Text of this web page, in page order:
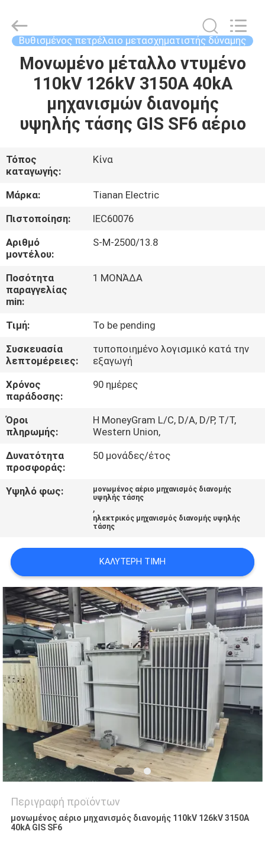
ΣΠΊΤΙ
ΠΡΟΪΌΝΤΑ
ΕΜΦΆΝΙΣΗ
VR
ΠΕΡΊΠΟΥ
ΕΜΕΊΣ
ΓΎΡΟΣ
ΕΡΓΟΣΤΑΣΊΩΝ
ΈΛΕΓΧΟΣ
ΜΑΣ
ΕΛΆΤΕ
ΣΕ
ΕΠΑΦΉ
ΜΕ
ΕΙΔΉΣΕΙΣ
ΈΝΑ
ΑΠΌΣΠΑΣΜΑ
SITEMAP
PRIVACY
POLICY
(Group)
Co.,Ltd..
Rights Βυθισμένος πετρέλαιο μετασχηματιστής δύναμης
Μονωμένο μέταλλο ντυμένο
110kV 126kV 3150A 40kA
μηχανισμών διανομής
υψηλής τάσης GIS SF6 αέριο
Τόπος
καταγωγής:
Κίνα
Μάρκα:
Tianan Electric
Πιστοποίηση:
IEC60076
Αριθμό
μοντέλου:
S-M-2500/13.8
Ποσότητα
παραγγελίας
min:
1 ΜΟΝΆΔΑ
Τιμή:
To be pending
Συσκευασία
λεπτομέρειες:
τυποποιημένο λογισμικό κατά την
εξαγωγή
Χρόνος
παράδοσης:
90 ημέρες
Όροι
πληρωμής:
Η MoneyGram L/C, D/A, D/P, T/T,
Western Union,
Δυνατότητα
προσφοράς:
50 μονάδες/έτος
Υψηλό φως:
μονωμένος αέριο μηχανισμός διανομής
υψηλής τάσης
,
ηλεκτρικός μηχανισμός διανομής υψηλής
τάσης
ΚΑΛΎΤΕΡΗ ΤΙΜΉ
Περιγραφή προϊόντων
μονωμένος αέριο μηχανισμός διανομής 110kV 126kV 3150A
40kA GIS SF6